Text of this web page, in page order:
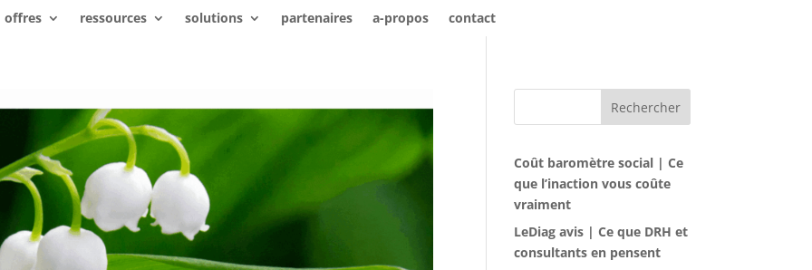
offres ressources solutions partenaires a-propos contact
Rechercher
Coût baromètre social | Ce
que l’inaction vous coûte
vraiment
LeDiag avis | Ce que DRH et
consultants en pensent